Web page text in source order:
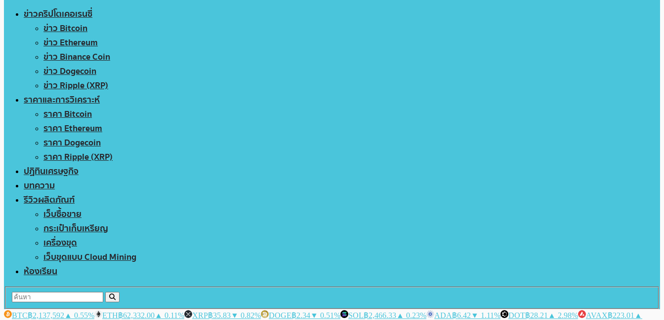
ข่าวคริปโตเคอเรนซี่
ข่าว Bitcoin
ข่าว Ethereum
ข่าว Binance Coin
ข่าว Dogecoin
ข่าว Ripple (XRP)
ราคาและการวิเคราะห์
ราคา Bitcoin
ราคา Ethereum
ราคา Dogecoin
ราคา Ripple (XRP)
ปฏิทินเศรษฐกิจ
บทความ
รีวิวผลิตภัณฑ์
เว็บซื้อขาย
กระเป๋าเก็บเหรียญ
เครื่องขุด
เว็บขุดแบบ Cloud Mining
ห้องเรียน
BTC฿2,137,592 ▲ 0.55% ETH฿62,332.00 ▲ 0.11% XRP฿35.83▼ 0.82% DOGE฿2.34▼ 0.51% SOL฿2,466.33 ▲ 0.23% ADA฿6.42 ▼ 1.11% DOT฿28.21 ▲ 2.98% AVAX฿223.01 ▲